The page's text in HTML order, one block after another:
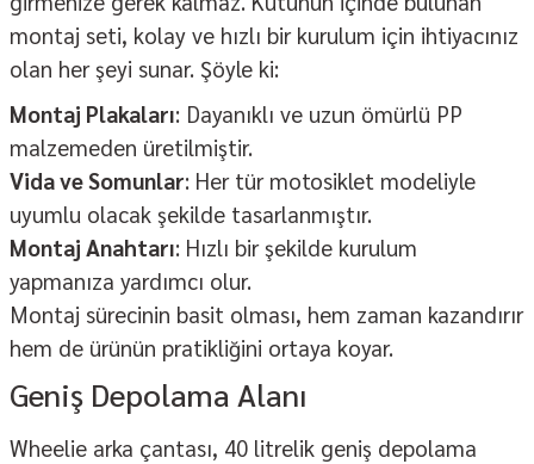
montaj seti, kolay ve hızlı bir kurulum için ihtiyacınız
olan her şeyi sunar. Şöyle ki:
Montaj Plakaları: Dayanıklı ve uzun ömürlü PP
malzemeden üretilmiştir.
Vida ve Somunlar: Her tür motosiklet modeliyle
uyumlu olacak şekilde tasarlanmıştır.
Montaj Anahtarı: Hızlı bir şekilde kurulum
yapmanıza yardımcı olur.
Montaj sürecinin basit olması, hem zaman kazandırır
hem de ürünün pratikliğini ortaya koyar.
Geniş Depolama Alanı
Wheelie arka çantası, 40 litrelik geniş depolama